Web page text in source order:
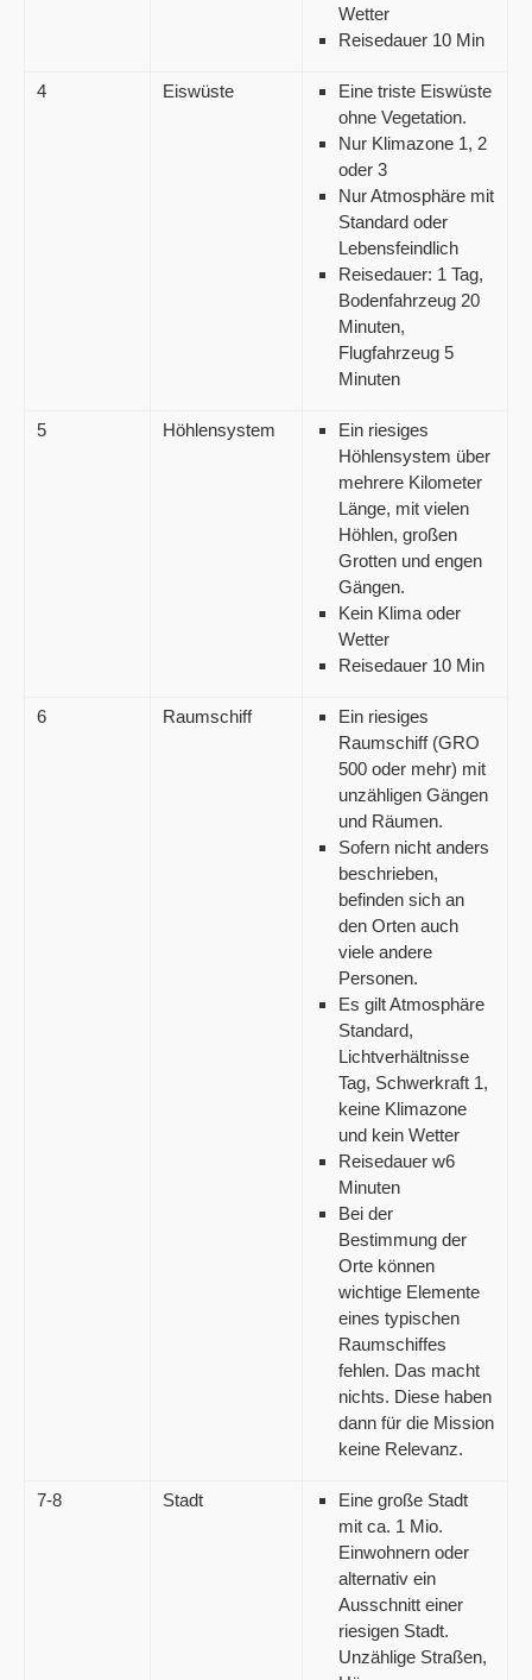
Wetter
Reisedauer 10 Min
4 Eiswüste
Eine triste Eiswüste
ohne Vegetation.
Nur Klimazone 1, 2
oder 3
Nur Atmosphäre mit
Standard oder
Lebensfeindlich
Reisedauer: 1 Tag,
Bodenfahrzeug 20
Minuten,
Flugfahrzeug 5
Minuten
5 Höhlensystem
Ein riesiges
Höhlensystem über
mehrere Kilometer
Länge, mit vielen
Höhlen, großen
Grotten und engen
Gängen.
Kein Klima oder
Wetter
Reisedauer 10 Min
6 Raumschiff
Ein riesiges
Raumschiff (GRO
500 oder mehr) mit
unzähligen Gängen
und Räumen.
Sofern nicht anders
beschrieben,
befinden sich an
den Orten auch
viele andere
Personen.
Es gilt Atmosphäre
Standard,
Lichtverhältnisse
Tag, Schwerkraft 1,
keine Klimazone
und kein Wetter
Reisedauer w6
Minuten
Bei der
Bestimmung der
Orte können
wichtige Elemente
eines typischen
Raumschiffes
fehlen. Das macht
nichts. Diese haben
dann für die Mission
keine Relevanz.
7-8 Stadt
Eine große Stadt
mit ca. 1 Mio.
Einwohnern oder
alternativ ein
Ausschnitt einer
riesigen Stadt.
Unzählige Straßen,